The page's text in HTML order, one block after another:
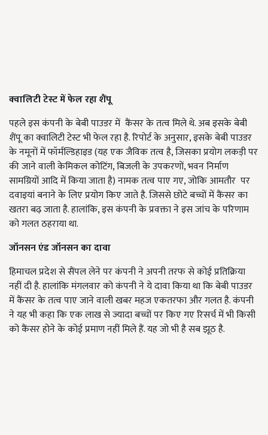
क्वालिटी टेस्ट में फेल रहा शैंपू
पहले इस कंपनी के बेबी पाउडर में कैंसर के तत्व मिले थे. अब इसके बेबी
शैंपू का क्वालिटी टेस्ट भी फेल रहा है. रिपोर्ट के अनुसार, इसके बेबी पाउडर
के नमूनों में फॉर्मल्डिहाइड (यह एक जैविक तत्व है, जिसका प्रयोग लकड़ी पर
की जाने वाली केमिकल कोटिंग, बिजली के उपकरणों, भवन निर्माण
सामग्रियों आदि में किया जाता है) नामक तत्व पाए गए, जोकि आमतौर पर
दवाइयां बनाने के लिए प्रयोग किए जाते है. जिससे छोटे बच्चों में कैंसर का
खतरा बढ़ जाता है. हालांकि, इस कंपनी के प्रवक्ता ने इस जांच के परिणाम
को गलत ठहराया था.
जॉनसन एंड जॉनसन का दावा
हिमाचल प्रदेश से सैंपल लेने पर कंपनी ने अपनी तरफ से कोई प्रतिक्रिया
नहीं दी है. हालांकि मंगलवार को कंपनी ने ये दावा किया था कि बेबी पाउडर
में कैंसर के तत्व पाए जाने वाली खबर महज एकतरफा और गलत है. कंपनी
ने यह भी कहा कि एक लाख से ज्यादा बच्चों पर किए गए रिसर्च में भी किसी
को कैंसर होने के कोई प्रमाण नहीं मिले हैं. यह जो भी है सब झूठ है.